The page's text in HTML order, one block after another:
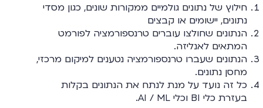
חילוץ של נתונים גולמיים ממקורות שונים, כגון מסדי
נתונים, יישומים או קבצים
הנתונים שחולצו עוברים טרנספורמציה לפורמט
המתאים לאנליזה.
הנתונים שעברו טרנספורמציה נטענים למיקום מרכזי,
מחסן נתונים.
כל זה נועד על מנת לנתח את הנתונים בקלות
בעזרת כלי BI וכלי AI / ML.